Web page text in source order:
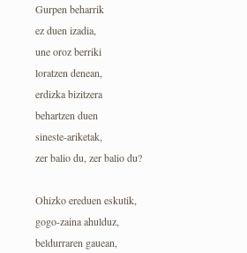
Gurpen beharrik
ez duen izadia,
une oroz berriki
loratzen denean,
erdizka bizitzera
behartzen duen
sineste-ariketak,
zer balio du, zer balio du?
Ohizko ereduen eskutik,
gogo-zaina ahulduz,
beldurraren gauean,